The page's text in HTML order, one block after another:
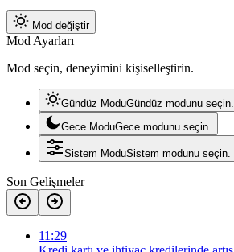
Mod değiştir
Mod Ayarları
Mod seçin, deneyimini kişiselleştirin.
Gündüz ModuGündüz modunu seçin.
Gece ModuGece modunu seçin.
Sistem ModuSistem modunu seçin.
Son Gelişmeler
11:29